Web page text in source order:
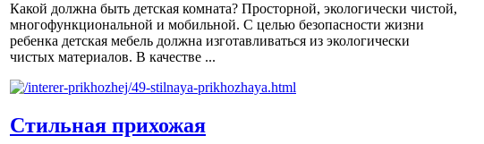
Какой должна быть детская комната? Просторной, экологически чистой,
многофункциональной и мобильной. С целью безопасности жизни
ребенка детская мебель должна изготавливаться из экологически
чистых материалов. В качестве ...
Стильная прихожая